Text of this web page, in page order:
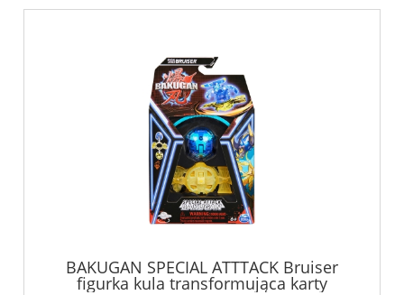
BAKUGAN SPECIAL ATTTACK Bruiser
figurka kula transformująca karty